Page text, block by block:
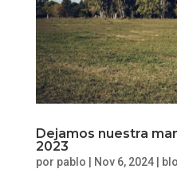
Dejamos nuestra
2023
por pablo Nov 6, 2024|